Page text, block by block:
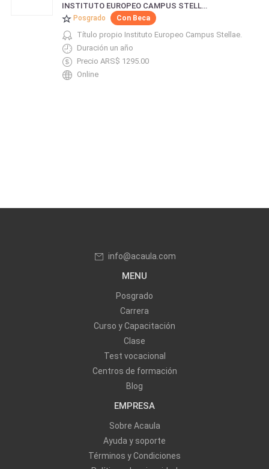
INSTITUTO EUROPEO CAMPUS STELLAE
Posgrado Con Beca
Título propio Instituto Europeo Campus Stellae.
Duración un año
Precio ARS$ 1295.00
Online
info@acaula.com
MENU
Posgrado
Carrera
Curso y Capacitación
Clase
Test vocacional
Centros de formación
Blog
EMPRESA
Sobre Acaula
Ayuda y soporte
Términos y Condiciones